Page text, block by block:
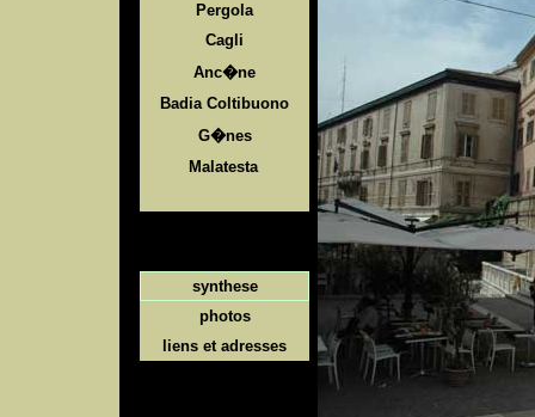
Pergola
Cagli
Anc�ne
Badia Coltibuono
G�nes
Malatesta
synthese
photos
liens et adresses